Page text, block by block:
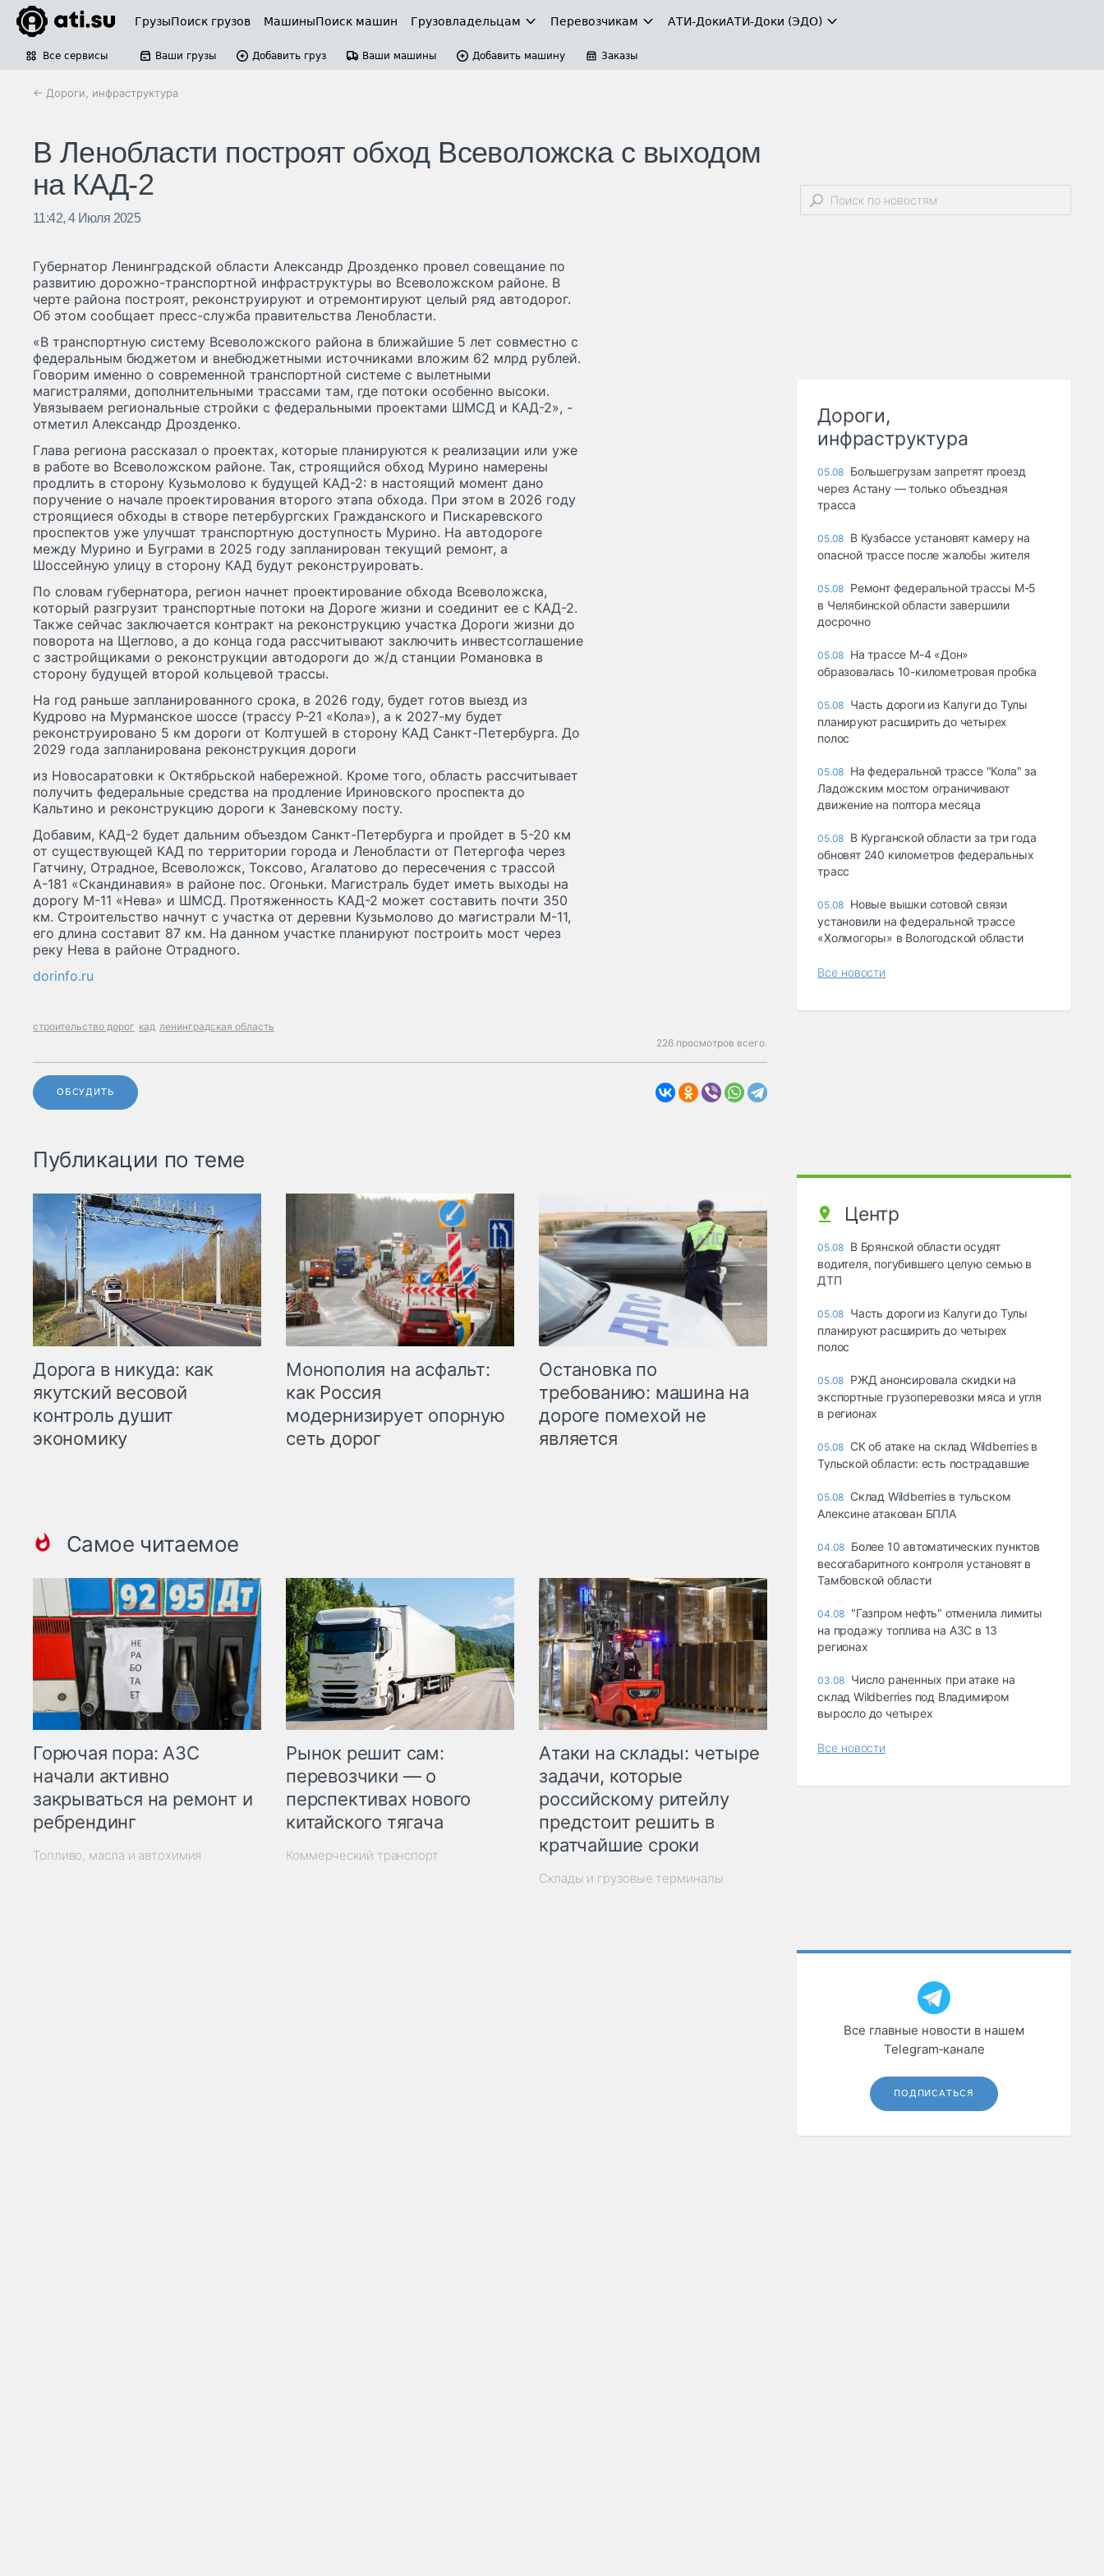
ГрузыПоиск грузов МашиныПоиск машин Грузовладельцам Перевозчикам АТИ-ДокиАТИ-Доки (ЭДО)
Все сервисы Ваши грузы Добавить груз Ваши машины Добавить машину Заказы
← Дороги, инфраструктура
В Ленобласти построят обход Всеволожска с выходом
на КАД-2
11:42, 4 Июля 2025
Губернатор Ленинградской области Александр Дрозденко провел совещание по
развитию дорожно-транспортной инфраструктуры во Всеволожском районе. В
черте района построят, реконструируют и отремонтируют целый ряд автодорог.
Об этом сообщает пресс-служба правительства Ленобласти.
«В транспортную систему Всеволожского района в ближайшие 5 лет совместно с
федеральным бюджетом и внебюджетными источниками вложим 62 млрд рублей.
Говорим именно о современной транспортной системе с вылетными
магистралями, дополнительными трассами там, где потоки особенно высоки.
Увязываем региональные стройки с федеральными проектами ШМСД и КАД-2», -
отметил Александр Дрозденко.
Глава региона рассказал о проектах, которые планируются к реализации или уже
в работе во Всеволожском районе. Так, строящийся обход Мурино намерены
продлить в сторону Кузьмолово к будущей КАД-2: в настоящий момент дано
поручение о начале проектирования второго этапа обхода. При этом в 2026 году
строящиеся обходы в створе петербургских Гражданского и Пискаревского
проспектов уже улучшат транспортную доступность Мурино. На автодороге
между Мурино и Буграми в 2025 году запланирован текущий ремонт, а
Шоссейную улицу в сторону КАД будут реконструировать.
По словам губернатора, регион начнет проектирование обхода Всеволожска,
который разгрузит транспортные потоки на Дороге жизни и соединит ее с КАД-2.
Также сейчас заключается контракт на реконструкцию участка Дороги жизни до
поворота на Щеглово, а до конца года рассчитывают заключить инвестсоглашение
с застройщиками о реконструкции автодороги до ж/д станции Романовка в
сторону будущей второй кольцевой трассы.
На год раньше запланированного срока, в 2026 году, будет готов выезд из
Кудрово на Мурманское шоссе (трассу Р-21 «Кола»), а к 2027-му будет
реконструировано 5 км дороги от Колтушей в сторону КАД Санкт-Петербурга. До
2029 года запланирована реконструкция дороги
из Новосаратовки к Октябрьской набережной. Кроме того, область рассчитывает
получить федеральные средства на продление Ириновского проспекта до
Кальтино и реконструкцию дороги к Заневскому посту.
Добавим, КАД-2 будет дальним объездом Санкт-Петербурга и пройдет в 5-20 км
от существующей КАД по территории города и Ленобласти от Петергофа через
Гатчину, Отрадное, Всеволожск, Токсово, Агалатово до пересечения с трассой
А-181 «Скандинавия» в районе пос. Огоньки. Магистраль будет иметь выходы на
дорогу М-11 «Нева» и ШМСД. Протяженность КАД-2 может составить почти 350
км. Строительство начнут с участка от деревни Кузьмолово до магистрали М-11,
его длина составит 87 км. На данном участке планируют построить мост через
реку Нева в районе Отрадного.
dorinfo.ru
строительство дорог кад ленинградская область
226 просмотров всего.
ОБСУДИТЬ
Публикации по теме
Дорога в никуда: как
якутский весовой
контроль душит
экономику
Монополия на асфальт:
как Россия
модернизирует опорную
сеть дорог
Остановка по
требованию: машина на
дороге помехой не
является
Самое читаемое
Горючая пора: АЗС
начали активно
закрываться на ремонт и
ребрендинг
Топливо, масла и автохимия
Рынок решит сам:
перевозчики — о
перспективах нового
китайского тягача
Коммерческий транспорт
Атаки на склады: четыре
задачи, которые
российскому ритейлу
предстоит решить в
кратчайшие сроки
Склады и грузовые терминалы
Дороги,
инфраструктура
05.08 Большегрузам запретят проезд
через Астану — только объездная
трасса
05.08 В Кузбассе установят камеру на
опасной трассе после жалобы жителя
05.08 Ремонт федеральной трассы М-5
в Челябинской области завершили
досрочно
05.08 На трассе М-4 «Дон»
образовалась 10-километровая пробка
05.08 Часть дороги из Калуги до Тулы
планируют расширить до четырех
полос
05.08 На федеральной трассе "Кола" за
Ладожским мостом ограничивают
движение на полтора месяца
05.08 В Курганской области за три года
обновят 240 километров федеральных
трасс
05.08 Новые вышки сотовой связи
установили на федеральной трассе
«Холмогоры» в Вологодской области
Все новости
Центр
05.08 В Брянской области осудят
водителя, погубившего целую семью в
ДТП
05.08 Часть дороги из Калуги до Тулы
планируют расширить до четырех
полос
05.08 РЖД анонсировала скидки на
экспортные грузоперевозки мяса и угля
в регионах
05.08 СК об атаке на склад Wildberries в
Тульской области: есть пострадавшие
05.08 Склад Wildberries в тульском
Алексине атакован БПЛА
04.08 Более 10 автоматических пунктов
весогабаритного контроля установят в
Тамбовской области
04.08 "Газпром нефть" отменила лимиты
на продажу топлива на АЗС в 13
регионах
03.08 Число раненных при атаке на
склад Wildberries под Владимиром
выросло до четырех
Все новости
Все главные новости в нашем
Telegram‑канале
ПОДПИСАТЬСЯ